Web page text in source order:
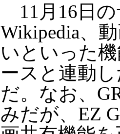
11月16日の
Wikipedia、
いといった
ースと連動
だ。なお、
みだが、EZ